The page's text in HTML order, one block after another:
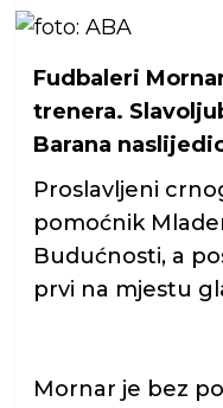
Fudbaleri
trenera.
Barana
Proslavljeni
pomoćnik
Budućnosti, a
prvi na mjestu
Mornar je bez